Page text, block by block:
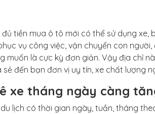
tiền mua ô tô mới có thể sử dụng xe,
vụ công việc, vận chuyển con
muốn là cực kỳ đơn giản. Vậy địa chỉ
sẻ đến bạn đơn vị uy tín, xe chất lượng
xe tháng ngày càng
lịch có thời gian ngày, tuần, tháng